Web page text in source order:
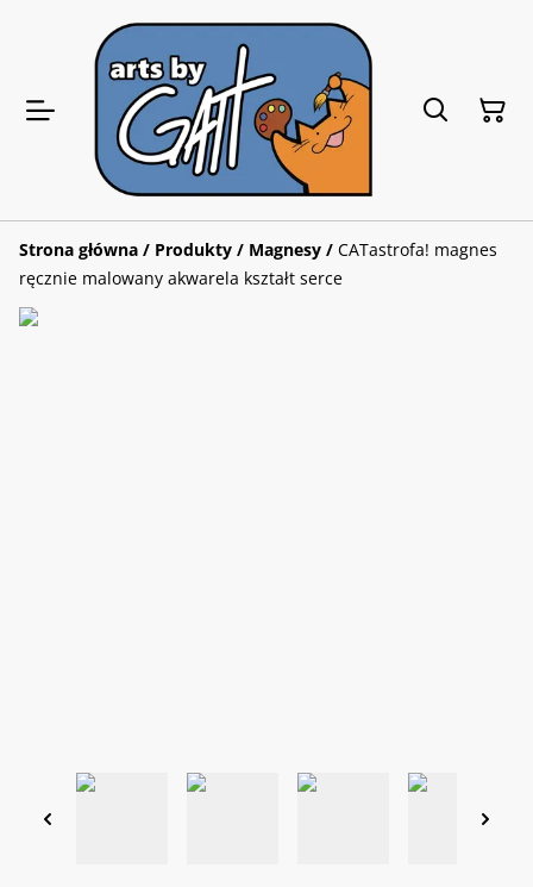
Strona główna / Produkty / Magnesy / CATastrofa! magnes
ręcznie malowany akwarela kształt serce